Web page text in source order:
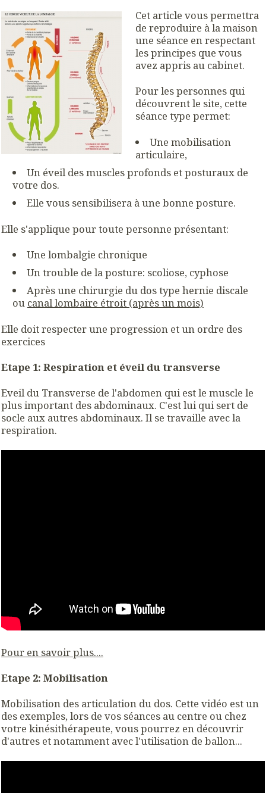
Cet article vous permettra
de reproduire à la maison
une séance en respectant
les principes que vous
avez appris au cabinet.
Pour les personnes qui
découvrent le site, cette
séance type permet:
Une mobilisation
articulaire,
Un éveil des muscles profonds et posturaux de
votre dos.
Elle vous sensibilisera à une bonne posture.
Elle s'applique pour toute personne présentant:
Une lombalgie chronique
Un trouble de la posture: scoliose, cyphose
Après une chirurgie du dos type hernie discale
ou canal lombaire étroit (après un mois)
Elle doit respecter une progression et un ordre des
exercices
Etape 1: Respiration et éveil du transverse
Eveil du Transverse de l'abdomen qui est le muscle le
plus important des abdominaux. C'est lui qui sert de
socle aux autres abdominaux. Il se travaille avec la
respiration.
Pour en savoir plus....
Etape 2: Mobilisation
Mobilisation des articulation du dos. Cette vidéo est un
des exemples, lors de vos séances au centre ou chez
votre kinésithérapeute, vous pourrez en découvrir
d'autres et notamment avec l'utilisation de ballon...